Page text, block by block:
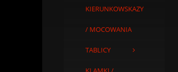
KIERUNKOWSKAZY
/ MOCOWANIA
TABLICY